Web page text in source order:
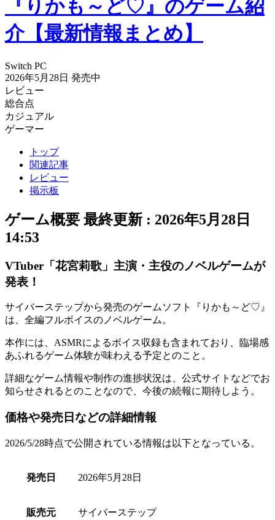
『りかも～ど♡』のゲーム紹
介【最新情報まとめ】
Switch PC
2026年5月28日 発売中
レビュー
総合点
カジュアル
ゲーマー
トップ
関連記事
レビュー
掲示板
ゲーム概要 最終更新 : 2026年5月28日
14:53
VTuber「花宮莉歌」主演・主役のノベルゲームが
発表！
サイバーステップから発売のゲームソフト『 りかも～ど♡』
は、全編フルボイスのノベルゲーム。
本作には、 ASMRによるボイス収録も含まれており、 臨場感
あふれるゲーム体験が味わえる予定とのこと。
詳細なゲーム情報や制作の進捗状況は、公式サイトなどでお
知らせされるとのことなので、 今後の続報に期待しよう。
価格や発売日などの詳細情報
2026/5/28時点で公開されている情報は以下となっている。
発売日 2026年5月28日
販売元 サイバーステップ